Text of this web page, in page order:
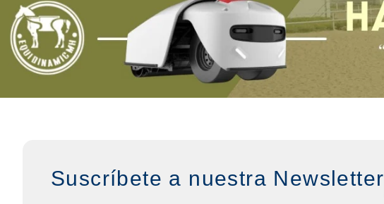
Suscríbete a nuestra Newsletter